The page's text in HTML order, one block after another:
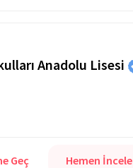
Anadolu Lisesi
Geç Hemen İncele